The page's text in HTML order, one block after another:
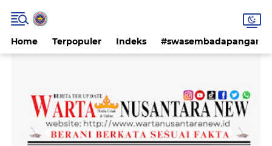
Home Terpopuler Indeks #swasembadapangan